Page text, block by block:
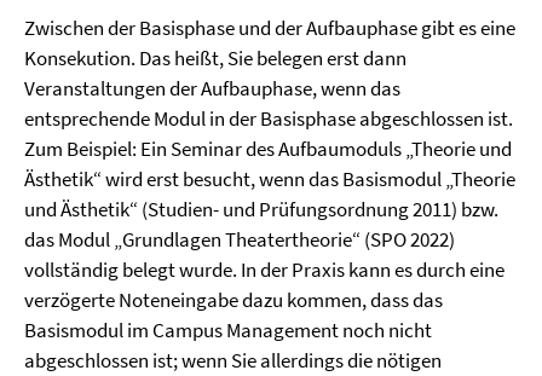
Zwischen der Basisphase und der Aufbauphase gibt es eine
Konsekution. Das heißt, Sie belegen erst dann
Veranstaltungen der Aufbauphase, wenn das
entsprechende Modul in der Basisphase abgeschlossen ist.
Zum Beispiel: Ein Seminar des Aufbaumoduls „Theorie und
Ästhetik“ wird erst besucht, wenn das Basismodul „Theorie
und Ästhetik“ (Studien- und Prüfungsordnung 2011) bzw.
das Modul „Grundlagen Theatertheorie“ (SPO 2022)
vollständig belegt wurde. In der Praxis kann es durch eine
verzögerte Noteneingabe dazu kommen, dass das
Basismodul im Campus Management noch nicht
abgeschlossen ist; wenn Sie allerdings die nötigen